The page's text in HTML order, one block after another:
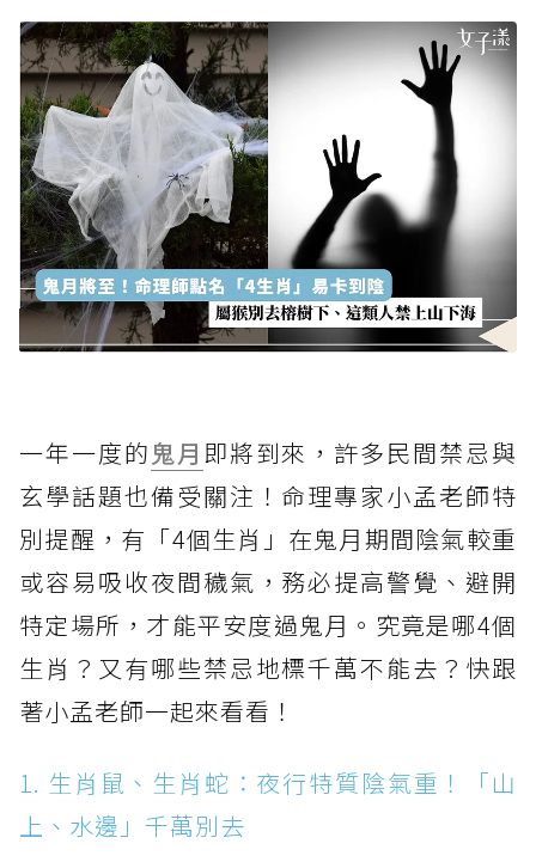
一年一度的鬼月 即將到來，許多民間禁忌與
玄學話題也備受關注！命理專家小孟老師特
別提醒，有「4個生肖」在鬼月期間陰氣較重
或容易吸收夜間穢氣，務必提高警覺、避開
特定場所，才能平安度過鬼月。究竟是哪4個
生肖？又有哪些禁忌地標千萬不能去？快跟
著小孟老師一起來看看！
1. 生肖鼠、生肖蛇：夜行特質陰氣重！「山
上、水邊」千萬別去